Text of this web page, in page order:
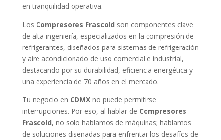
en tranquilidad operativa.
Los Compresores Frascold son componentes clave
de alta ingeniería, especializados en la compresión de
refrigerantes, diseñados para sistemas de refrigeración
y aire acondicionado de uso comercial e industrial,
destacando por su durabilidad, eficiencia energética y
una experiencia de 70 años en el mercado.
Tu negocio en CDMXno puede permitirse
interrupciones. Por eso, al hablar de Compresores
Frascold, no solo hablamos de máquinas; hablamos
de soluciones diseñadas para enfrentar los desafíos de